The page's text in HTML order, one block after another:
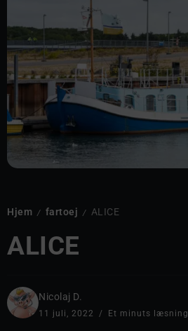
Hjem / fartoej / ALICE
ALICE
Nicolaj D.
11 juli, 2022 Et minuts læsning